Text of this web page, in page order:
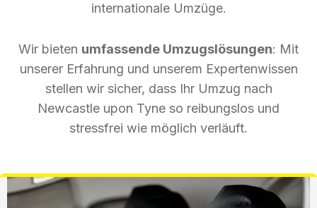
internationale Umzüge.
Wir bieten umfassende Umzugslösungen: Mit
unserer Erfahrung und unserem Expertenwissen
stellen wir sicher, dass Ihr Umzug nach
Newcastle upon Tyne so reibungslos und
stressfrei wie möglich verläuft.